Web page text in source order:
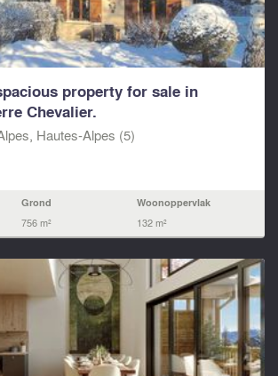
property for sale in
Chevalier.
Hautes-Alpes (5)
Grond
756 m²
Woonoppervlak
132 m²